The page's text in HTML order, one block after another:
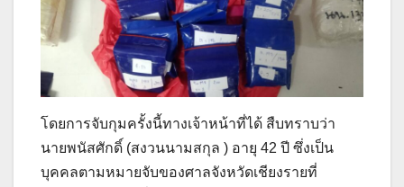
โดยการจับกุมครั้งนี้ทางเจ้าหน้าที่ได้ สืบทราบว่า
นายพนัสศักดิ์ (สงวนนามสกุล ) อายุ 42 ปี ซึ่งเป็น
บุคคลตามหมายจับของศาลจังหวัดเชียงรายที่